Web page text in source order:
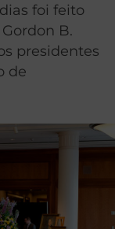
foi feito
B.
presidentes
de